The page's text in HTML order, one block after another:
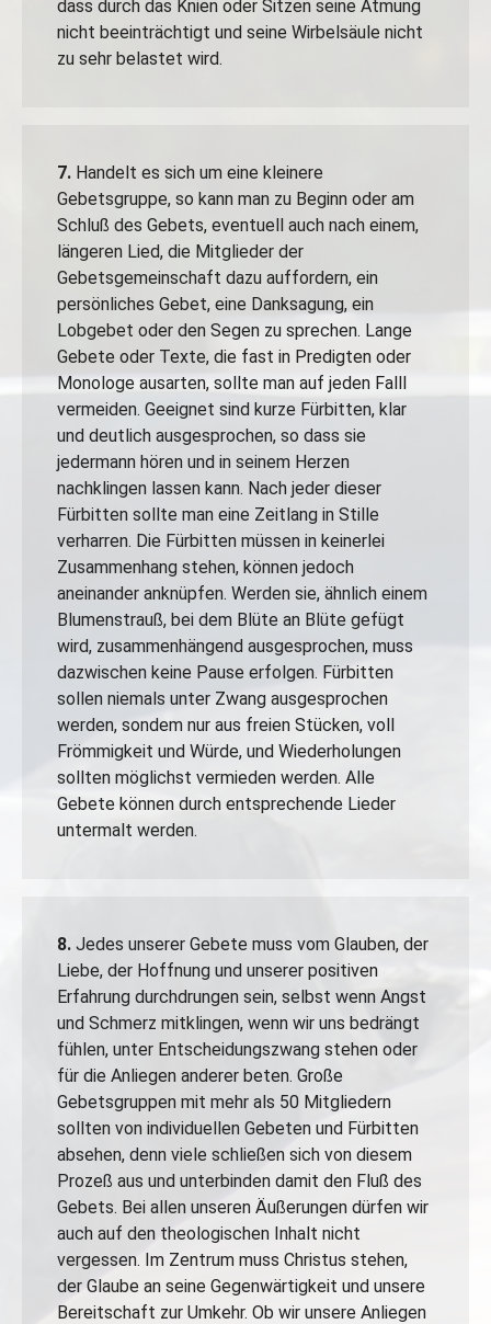
dass durch das Knien oder Sitzen seine Atmung
nicht beeinträchtigt und seine Wirbelsäule nicht
zu sehr belastet wird.
7. Handelt es sich um eine kleinere
Gebetsgruppe, so kann man zu Beginn oder am
Schluß des Gebets, eventuell auch nach einem,
längeren Lied, die Mitglieder der
Gebetsgemeinschaft dazu auffordern, ein
persönliches Gebet, eine Danksagung, ein
Lobgebet oder den Segen zu sprechen. Lange
Gebete oder Texte, die fast in Predigten oder
Monologe ausarten, sollte man auf jeden Falll
vermeiden. Geeignet sind kurze Fürbitten, klar
und deutlich ausgesprochen, so dass sie
jedermann hören und in seinem Herzen
nachklingen lassen kann. Nach jeder dieser
Fürbitten sollte man eine Zeitlang in Stille
verharren. Die Fürbitten müssen in keinerlei
Zusammenhang stehen, können jedoch
aneinander anknüpfen. Werden sie, ähnlich einem
Blumenstrauß, bei dem Blüte an Blüte gefügt
wird, zusammenhängend ausgesprochen, muss
dazwischen keine Pause erfolgen. Fürbitten
sollen niemals unter Zwang ausgesprochen
werden, sondem nur aus freien Stücken, voll
Frömmigkeit und Würde, und Wiederholungen
sollten möglichst vermieden werden. Alle
Gebete können durch entsprechende Lieder
untermalt werden.
8. Jedes unserer Gebete muss vom Glauben, der
Liebe, der Hoffnung und unserer positiven
Erfahrung durchdrungen sein, selbst wenn Angst
und Schmerz mitklingen, wenn wir uns bedrängt
fühlen, unter Entscheidungszwang stehen oder
für die Anliegen anderer beten. Große
Gebetsgruppen mit mehr als 50 Mitgliedern
sollten von individuellen Gebeten und Fürbitten
absehen, denn viele schließen sich von diesem
Prozeß aus und unterbinden damit den Fluß des
Gebets. Bei allen unseren Äußerungen dürfen wir
auch auf den theologischen Inhalt nicht
vergessen. Im Zentrum muss Christus stehen,
der Glaube an seine Gegenwärtigkeit und unsere
Bereitschaft zur Umkehr. Ob wir unsere Anliegen